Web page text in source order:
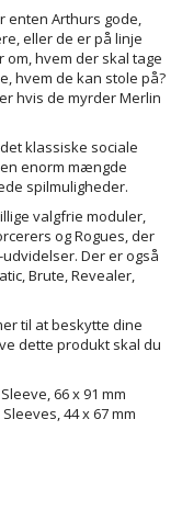
enten Arthurs gode,
eller de er på linje
hvem der skal tage
hvem de kan stole på?
hvis de myrder Merlin
klassiske sociale
enorm mængde
spilmuligheder.
valgfrie moduler,
og Rogues, der
Der er også
Brute, Revealer,
til at beskytte dine
dette produkt skal du
66 x 91 mm
44 x 67 mm